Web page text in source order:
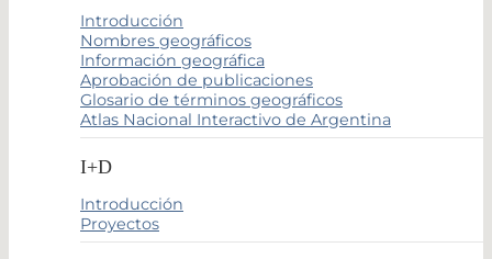
Introducción
Nombres geográficos
Información geográfica
Aprobación de publicaciones
Glosario de términos geográficos
Atlas Nacional Interactivo de Argentina
I+D
Introducción
Proyectos